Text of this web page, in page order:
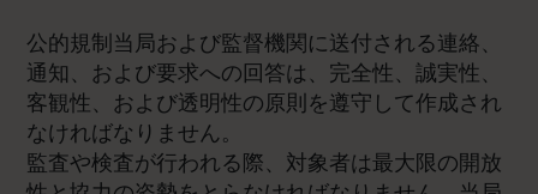
公的規制当局および監督機関に送付される連絡、
通知、および要求への回答は、完全性、誠実性、
客観性、および透明性の原則を遵守して作成され
なければなりません。
監査や検査が行われる際、対象者は最大限の開放